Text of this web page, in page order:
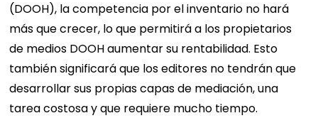
(DOOH), la competencia por el inventario no hará
más que crecer, lo que permitirá a los propietarios
de medios DOOH aumentar su rentabilidad. Esto
también significará que los editores no tendrán que
desarrollar sus propias capas de mediación, una
tarea costosa y que requiere mucho tiempo.